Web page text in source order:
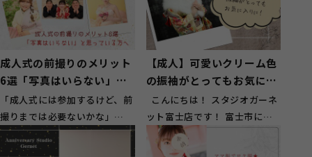
成人式の前撮りのメリット
6選「写真はいらない」と
思っている方へ
「成人式には参加するけど、前
撮りまでは必要ないかな」
「アルバムを見返すこともない
し、写真にお金...
【成人】可愛いクリーム色
の振袖がとってもお気に入
りに！【富士】
こんにちは！ スタジオガーネ
ット富士店です！ 富士市にお
住いのお客様にもご来店頂いて
お...